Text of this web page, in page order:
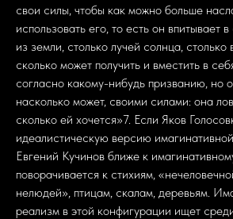
свои силы, чтобы как можно больше
использовать его, то есть он впитывает
из земли, столько лучей солнца, столько
сколько может получить и вместить в
согласно какому-нибудь призванию, но
насколько может, своими силами: она
сколько ей хочется»7. Если Яков
идеалистическую версию
Евгений Кучинов ближе к
поворачивается к стихиям,
нелюдей», птицам, скалам, деревьям.
реализм в этой конфигурации ищет